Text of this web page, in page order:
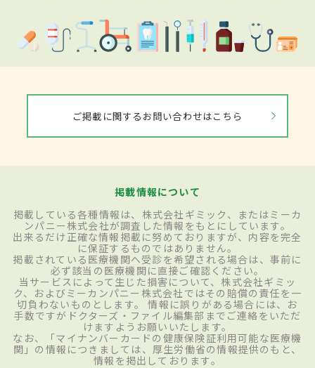
ご掲載に関するお問い合わせはこちら
掲載情報について
掲載している各種情報は、株式会社ギミック、またはミーカ
ンパニー株式会社が調査した情報をもとにしています。
出来るだけ正確な情報掲載に努めておりますが、内容を完全
に保証するものではありません。
掲載されている医療機関へ受診を希望される場合は、事前に
必ず該当の医療機関に直接ご確認ください。
当サービスによって生じた損害について、株式会社ギミッ
ク、およびミーカンパニー株式会社ではその賠償の責任を一
切負わないものとします。 情報に誤りがある場合には、お
手数ですがドクターズ・ファイル編集部までご連絡をいただ
けますようお願いいたします。
なお、「マイナンバーカードの健康保険証利用可能な医療機
関」の情報につきましては、厚生労働省の情報提供のもと、
情報を掲出しております。